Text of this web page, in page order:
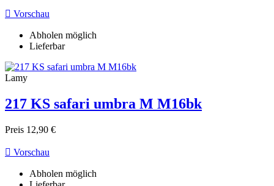
 Vorschau
Abholen möglich
Lieferbar
Lamy
217 KS safari umbra M M16bk
Preis 12,90 €
 Vorschau
Abholen möglich